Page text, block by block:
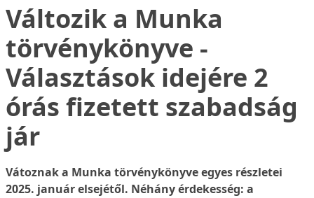
Változik a Munka
törvénykönyve -
Választások idejére 2
órás fizetett szabadság
jár
Vátoznak a Munka törvénykönyve egyes részletei
2025. január elsejétől. Néhány érdekesség: a